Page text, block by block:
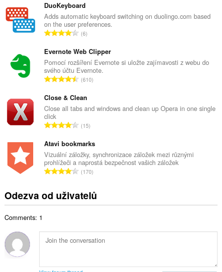
l
k
o
v
p
o
č
e
t
h
d
o
c
e
n
:
DuoKeyboard
Adds automatic keyboard switching on duolingo.com based
on the user preferences.
C
l
k
o
v
p
o
č
e
t
h
o
d
o
c
í
:
6
Evernote Web Clipper
Pomocí rozšíření Evernote si uložte zajímavosti z webu do
svého účtu Evernote.
C
l
k
v
p
o
č
e
h
o
o
n
610
Close & Clean
Close all tabs and windows and clean up Opera in one single
click
C
l
k
o
v
p
o
t
h
15
Atavi bookmarks
Vizuální záložky, synchronizace záložek mezi různými
prohlížeči a naprostá bezpečnost vašich záložek
C
k
ý
p
170
Odezva od uživatelů
Comments: 1